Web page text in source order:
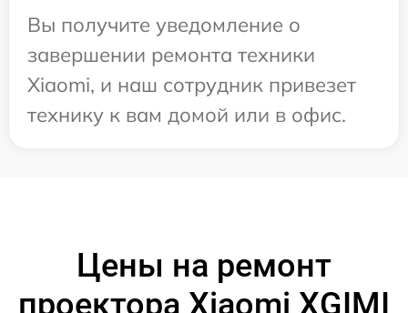
Вы получите уведомление о
завершении ремонта техники
Xiaomi, и наш сотрудник привезет
технику к вам домой или в офис.
Цены на ремонт
проектора Xiaomi XGIMI